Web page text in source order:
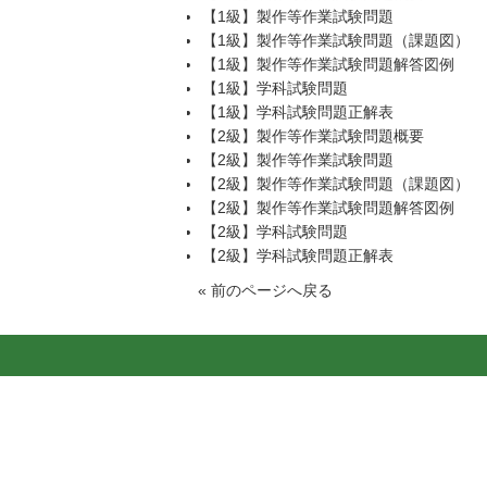
【1級】製作等作業試験問題
【1級】製作等作業試験問題（課題図）
【1級】製作等作業試験問題解答図例
【1級】学科試験問題
【1級】学科試験問題正解表
【2級】製作等作業試験問題概要
【2級】製作等作業試験問題
【2級】製作等作業試験問題（課題図）
【2級】製作等作業試験問題解答図例
【2級】学科試験問題
【2級】学科試験問題正解表
« 前のページへ戻る